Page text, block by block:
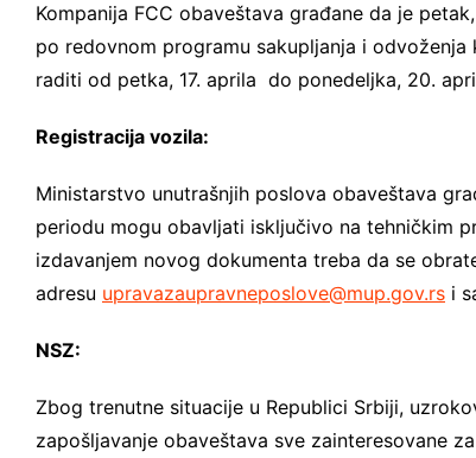
Kompanija FCC obaveštava građane da je
po redovnom programu sakupljanja i
raditi od petka, 17. aprila do ponedeljka, 20.
Registracija vozila:
Ministarstvo unutrašnjih poslova obaveštava
periodu mogu obavljati isključivo na tehničkim
izdavanjem novog dokumenta treba da se
adresu upravazaupravneposlove@mup.gov.rs i
NSZ:
Zbog trenutne situacije u Republici Srbiji,
zapošljavanje obaveštava sve zainteresovane